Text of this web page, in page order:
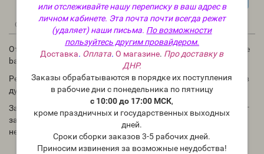
или отслеживайте нашу переписку в ваш адрес в
личном кабинете. Эта почта почти всегда режет
(удаляет) наши письма. По возможности
пользуйтесь другим провайдером.
Доставка. Оплата.О магазине. Про доставку в
ДНР.
Заказы обрабатываются в порядке их поступления
в рабочие дни с понедельника по пятницу
с 10:00 до 17:00 МСК,
кроме праздничных и государственных выходных
дней.
Сроки сборки заказов 3-5 рабочих дней.
Приносим извинения за возможные неудобства!
Описание Отзывы 0 Вопрос - Ответ 0
Отдушка По мотивам "Guerlain — Aqua allegoria forte mandarine
basilic" - для мыла и косметических средств.
Рекомендации по использованию: в мыле и косметике 1-3%, в
духах до 30%.
Запах ароматического масла в бутылке может отличаться от
запаха в приготовленном Вами продукте. Для проверки
необходимо проводить тесты.